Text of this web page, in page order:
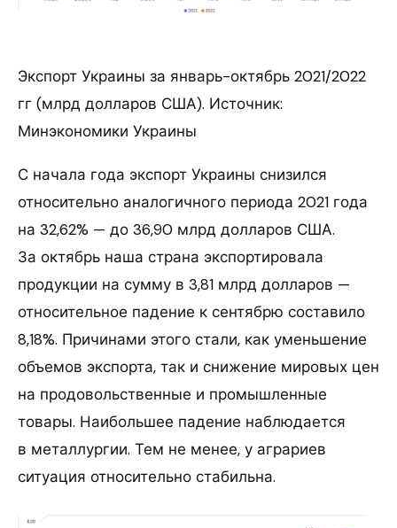
Экспорт Украины за январь-октябрь 2021/2022
гг (млрд долларов США). Источник:
Минэкономики Украины
С начала года экспорт Украины снизился
относительно аналогичного периода 2021 года
на 32,62% — до 36,90 млрд долларов США.
За октябрь наша страна экспортировала
продукции на сумму в 3,81 млрд долларов —
относительное падение к сентябрю составило
8,18%. Причинами этого стали, как уменьшение
объемов экспорта, так и снижение мировых цен
на продовольственные и промышленные
товары. Наибольшее падение наблюдается
в металлургии. Тем не менее, у аграриев
ситуация относительно стабильна.